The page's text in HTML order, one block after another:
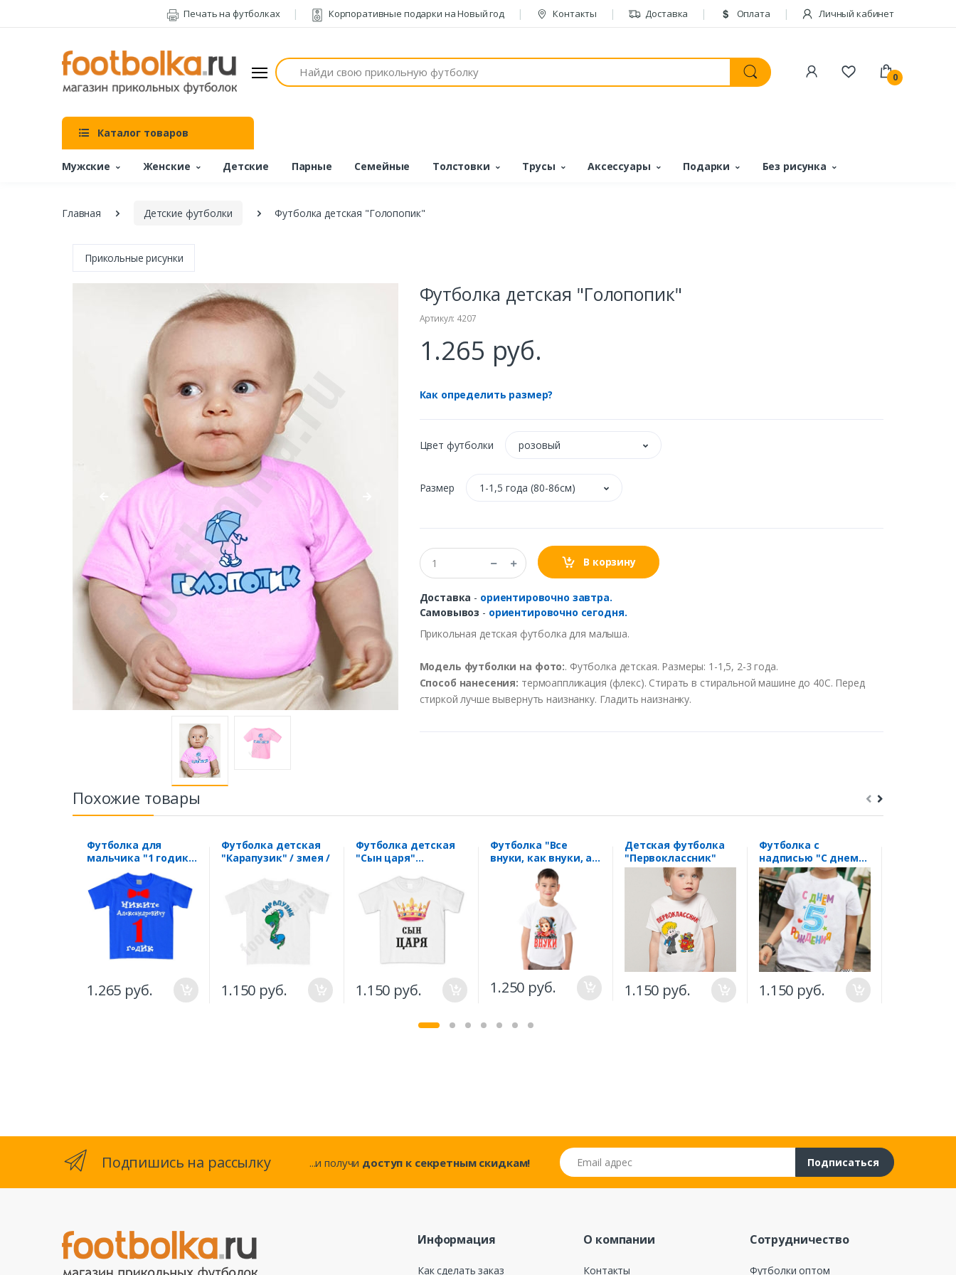
Печать на футболках Корпоративные подарки на Новый год Контакты Доставка Оплата Личный кабинет
Поиск
0
Каталог товаров
Мужские Женские Детские Парные Семейные Толстовки Трусы Аксессуары Подарки Без рисунка
Главная Детские футболки Футболка детская "Голопопик"
Прикольные рисунки
Футболка детская "Голопопик"
Артикул: 4207
1.265 руб.
Как определить размер?
Цвет футболки розовый
Размер 1-1,5 года (80-86см)
В корзину
Доставка - ориентировочно завтра.
Самовывоз - ориентировочно сегодня.
Прикольная детская футболка для малыша.
Модель футболки на фото:. Футболка детская. Размеры: 1-1,5, 2-3 года.
Способ нанесения: термоаппликация (флекс). Стирать в стиральной машине до 40С. Перед
стиркой лучше вывернуть наизнанку. Гладить наизнанку.
Похожие товары
Футболка для
мальчика "1 годик"
с Вашим именем и
отчеством
1.265 руб.
Футболка детская
"Карапузик" / змея /
1.150 руб.
Футболка детская
"Сын царя"
1.150 руб.
Футболка "Все
внуки, как внуки, а я
суперзвезда"
1.250 руб.
Детская футболка
"Первоклассник"
1.150 руб.
Футболка с
надписью "С днем
рождения 5 лет"
1.150 руб.
Подпишись на рассылку ...и получи доступ к секретным скидкам!
Email адрес
Подписаться
Информация
Как сделать заказ
О компании
Контакты
Сотрудничество
Футболки оптом